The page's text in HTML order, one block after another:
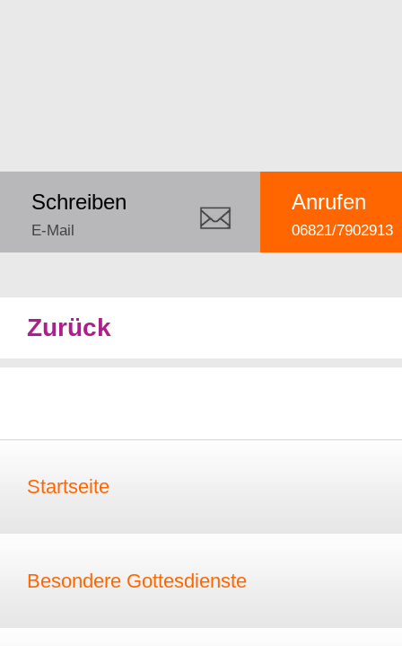
Anrufen
06821/7902913
Schreiben
E-Mail
Zurück
Startseite
Besondere Gottesdienste